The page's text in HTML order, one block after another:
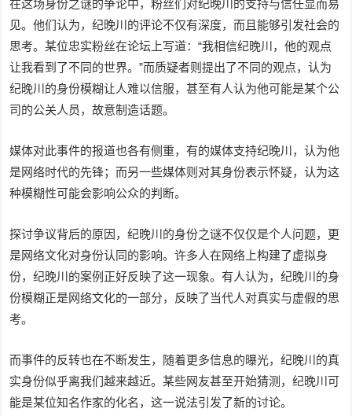
在这场身份之谜的争论中，粉丝们对纪晚川的支持与信任显而易
见。他们认为，纪晚川的评论不仅有深度，而且能够引发社会的
思考。某位忠实粉丝在论坛上写道：“我相信纪晚川，他的观点
让我看到了不同的世界。”而质疑者则提出了不同的观点，认为
纪晚川的身份模糊让人难以信服，甚至有人认为他可能是某个公
司的公关人员，故意制造话题。
媒体对此事件的报道也各有侧重，有的媒体支持纪晚川，认为他
是网络时代的先锋；而另一些媒体则对其身份表示怀疑，认为这
种模糊性可能会影响公众的判断。
探讨争议背后的原因，纪晚川的身份之谜不仅仅是个人问题，更
是网络文化对身份认同的影响。许多人在网络上构建了虚拟身
份，纪晚川的案例正好反映了这一现象。有人认为，纪晚川的身
份模糊正是网络文化的一部分，反映了当代人对真实与虚假的思
考。
而事件的反转也在不断发生，随着更多信息的曝光，纪晚川的真
实身份似乎离我们越来越近。某些网友甚至开始猜测，纪晚川可
能是某位知名作家的化名，这一说法引发了新的讨论。